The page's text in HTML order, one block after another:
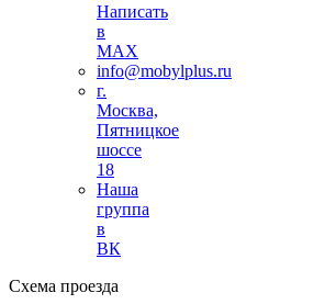
Написать
в
MAX
info@mobylplus.ru
г.
Москва,
Пятницкое
шоссе
18
Наша
группа
в
ВК
Схема проезда